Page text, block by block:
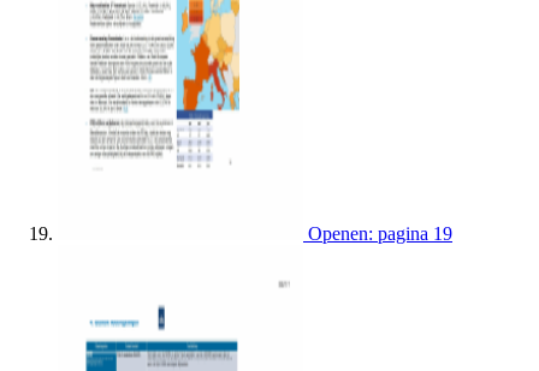
Openen: pagina 19